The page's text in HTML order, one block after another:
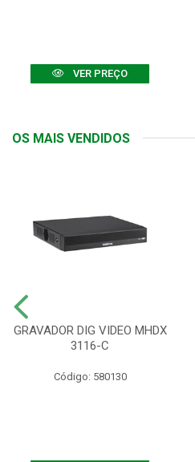
VER PREÇO
OS MAIS VENDIDOS
GRAVADOR DIG VIDEO MHDX
3116-C
Código: 580130